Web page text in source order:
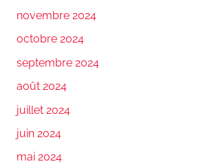
novembre 2024
octobre 2024
septembre 2024
août 2024
juillet 2024
juin 2024
mai 2024